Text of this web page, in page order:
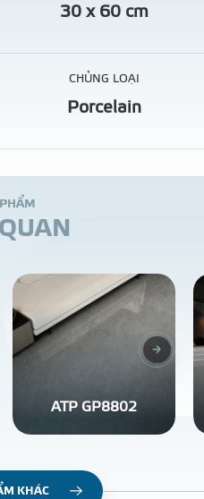
30 x 60 cm
CHỦNG LOẠI
Porcelain
PHẨM
QUAN
ATP GP8802
KHÁC